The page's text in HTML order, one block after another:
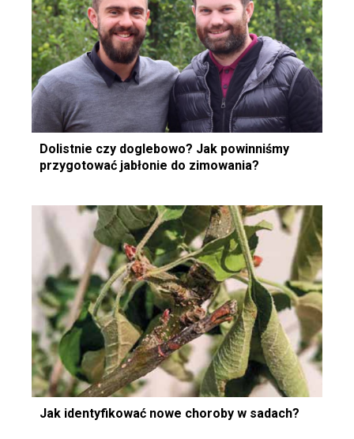
Dolistnie czy doglebowo? Jak powinniśmy
przygotować jabłonie do zimowania?
Jak identyfikować nowe choroby w sadach?